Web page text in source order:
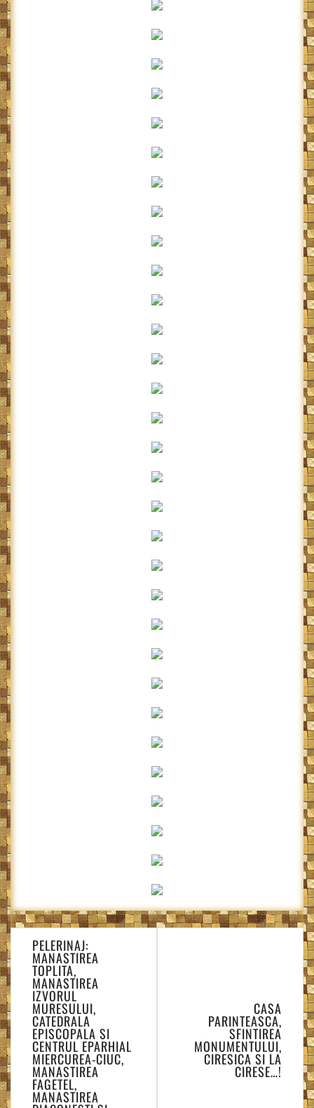
Navigare
în
articole
PELERINAJ:
MANASTIREA
TOPLITA,
MANASTIREA
IZVORUL
MURESULUI,
CATEDRALA
EPISCOPALA SI
CENTRUL EPARHIAL
MIERCUREA-CIUC,
MANASTIREA
FAGETEL,
MANASTIREA
CASA
PARINTEASCA,
SFINTIREA
MONUMENTULUI,
CIRESICA SI LA
CIRESE…!